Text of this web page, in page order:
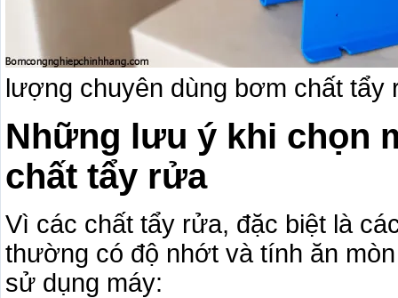
lượng chuyên dùng bơm chất tẩy
Những lưu ý khi chọn
chất tẩy rửa
Vì các chất tẩy rửa, đặc biệt là
thường có độ nhớt và tính ăn
sử dụng máy: